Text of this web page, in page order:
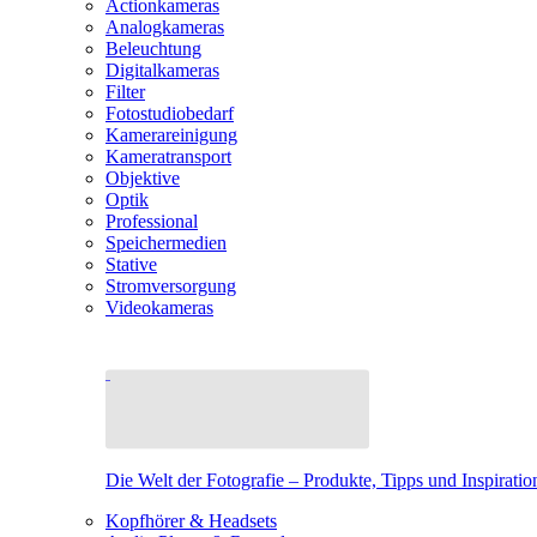
Actionkameras
Analogkameras
Beleuchtung
Digitalkameras
Filter
Fotostudiobedarf
Kamerareinigung
Kameratransport
Objektive
Optik
Professional
Speichermedien
Stative
Stromversorgung
Videokameras
Die Welt der Fotografie – Produkte, Tipps und
Kopfhörer & Headsets